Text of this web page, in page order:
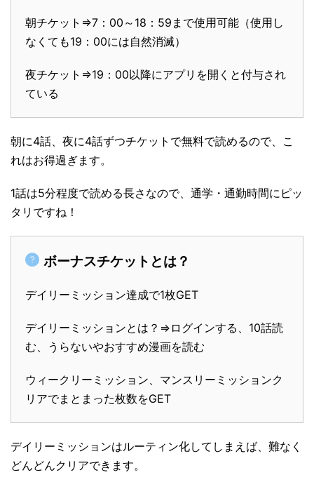
朝チケット⇒7：00～18：59まで使用可能（使用し
なくても19：00には自然消滅）
夜チケット⇒19：00以降にアプリを開くと付与され
ている
朝に4話、夜に4話ずつチケットで無料で読めるので、こ
れはお得過ぎます。
1話は5分程度で読める長さなので、通学・通勤時間にピッ
タリですね！
ボーナスチケットとは？
デイリーミッション達成で1枚GET
デイリーミッションとは？⇒ログインする、10話読
む、うらないやおすすめ漫画を読む
ウィークリーミッション、マンスリーミッションク
リアでまとまった枚数をGET
デイリーミッションはルーティン化してしまえば、難なく
どんどんクリアできます。